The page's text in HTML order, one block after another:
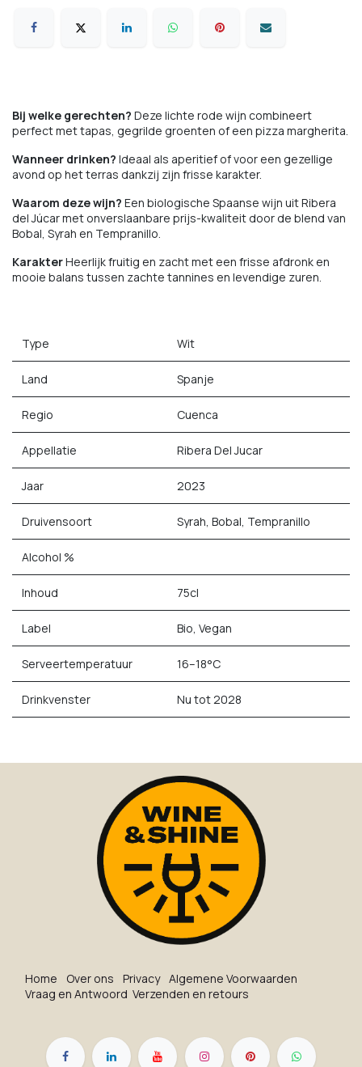
Bij welke gerechten? Deze lichte rode wijn combineert
perfect met tapas, gegrilde groenten of een pizza margherita.
Wanneer drinken? Ideaal als aperitief of voor een gezellige
avond op het terras dankzij zijn frisse karakter.
Waarom deze wijn? Een biologische Spaanse wijn uit Ribera
del Júcar met onverslaanbare prijs-kwaliteit door de blend van
Bobal, Syrah en Tempranillo.
KarakterHeerlijk fruitig en zacht met een frisse afdronk en
mooie balans tussen zachte tannines en levendige zuren.
Type Wit
Land Spanje
Regio Cuenca
Appellatie Ribera Del Jucar
Jaar 2023
Druivensoort Syrah, Bobal, Tempranillo
Alcohol %
Inhoud 75cl
Label Bio, Vegan
Serveertemperatuur 16–18°C
Drinkvenster Nu tot 2028
Ho​me O​ve​r on​s Privacy Algemene Voorwaarden
Vraag en Antwoord Verzenden en retours